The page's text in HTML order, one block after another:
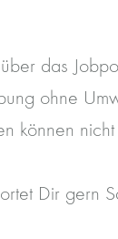
das
ohne
können
Dir gern